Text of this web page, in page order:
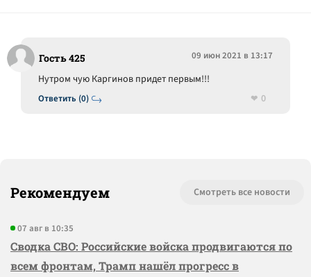
Гость 425 09 июн 2021 в 13:17
Ответить (0)
Нутром чую Каргинов придет первым!!!
0
Рекомендуем Смотреть все новости
07 авг в 10:35
Сводка СВО: Российские войска продвигаются по
всем фронтам, Трамп нашёл прогресс в